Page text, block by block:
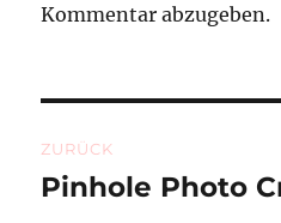
Kommentar abzugeben.
ZURÜCK
Vorheriger
Pinhole Photo